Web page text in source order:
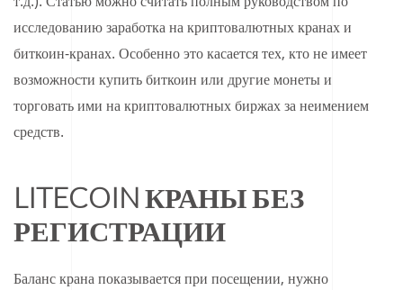
исследованию заработка на криптовалютных кранах и
биткоин-кранах. Особенно это касается тех, кто не имеет
возможности купить биткоин или другие монеты и
торговать ими на криптовалютных биржах за неимением
средств.
LITECOIN КРАНЫ БЕЗ
РЕГИСТРАЦИИ
Баланс крана показывается при посещении, нужно